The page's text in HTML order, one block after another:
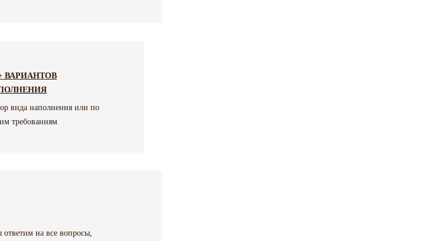
ВАРИАНТОВ
вида наполнения или по
требованиям
на все вопросы,